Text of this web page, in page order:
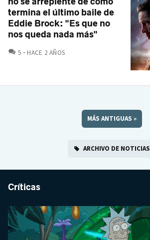
termina el último baile de
Eddie Brock: "Es que no
nos queda nada más"
5 COMENTARIOS
HACE 2 AÑOS
MÁS ANTIGUAS »
ARCHIVO DE NOTICIAS
Críticas